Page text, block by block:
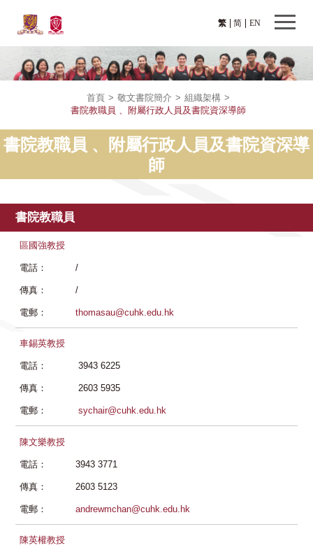
繁 EN
简
首頁 > 敬文書院簡介 > 組織架構 >
書院教職員 、附屬行政人員及書院資深導師
書院教職員 、附屬行政人員及書院資深導
師
書院教職員
區國強教授
電話： /
傳真： /
電郵： thomasau@cuhk.edu.hk
車錫英教授
電話： 3943 6225
傳真： 2603 5935
電郵： sychair@cuhk.edu.hk
陳文樂教授
電話： 3943 3771
傳真： 2603 5123
電郵： andrewmchan@cuhk.edu.hk
陳英權教授